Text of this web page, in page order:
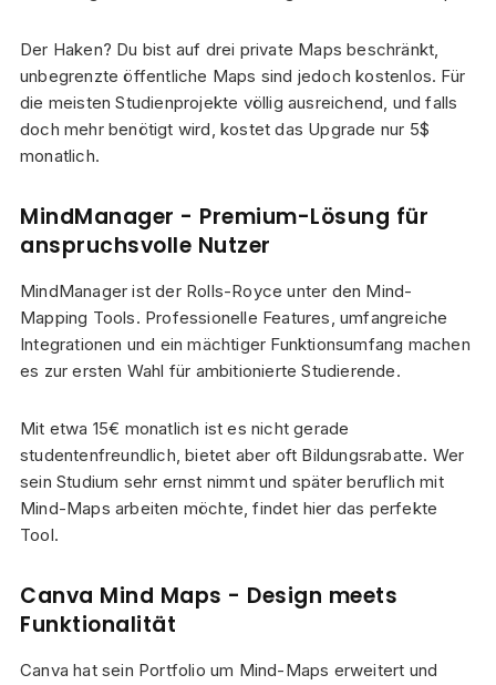
Der Haken? Du bist auf drei private Maps beschränkt,
unbegrenzte öffentliche Maps sind jedoch kostenlos. Für
die meisten Studienprojekte völlig ausreichend, und falls
doch mehr benötigt wird, kostet das Upgrade nur 5$
monatlich.
MindManager - Premium-Lösung für
anspruchsvolle Nutzer
MindManager ist der Rolls-Royce unter den Mind-
Mapping Tools. Professionelle Features, umfangreiche
Integrationen und ein mächtiger Funktionsumfang machen
es zur ersten Wahl für ambitionierte Studierende.
Mit etwa 15€ monatlich ist es nicht gerade
studentenfreundlich, bietet aber oft Bildungsrabatte. Wer
sein Studium sehr ernst nimmt und später beruflich mit
Mind-Maps arbeiten möchte, findet hier das perfekte
Tool.
Canva Mind Maps - Design meets
Funktionalität
Canva hat sein Portfolio um Mind-Maps erweitert und